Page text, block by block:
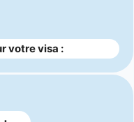
votre visa :